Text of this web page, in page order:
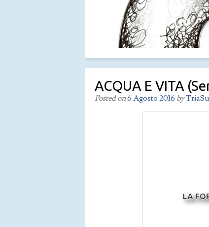
ACQUA E VITA
Posted on6 Agosto 2016 by